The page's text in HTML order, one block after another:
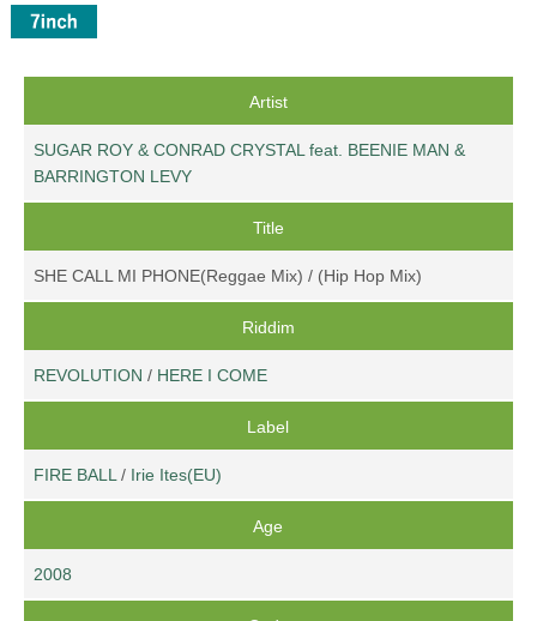
Artist
SUGAR ROY & CONRAD CRYSTAL feat. BEENIE MAN &
BARRINGTON LEVY
Title
SHE CALL MI PHONE(Reggae Mix) / (Hip Hop Mix)
Riddim
REVOLUTION / HERE I COME
Label
FIRE BALL / Irie Ites(EU)
Age
2008